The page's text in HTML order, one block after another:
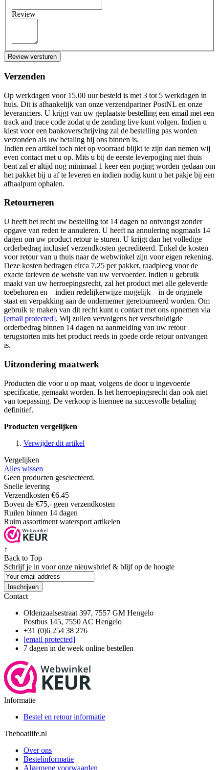
Review
Review versturen
Verzenden
Op werkdagen voor 15.00 uur besteld is met 3 tot 5 werkdagen in
huis. Dit is afhankelijk van onze verzendpartner PostNL en onze
leveranciers. U krijgt van uw geplaatste bestelling een email met een
track and trace code zodat u de zending live kunt volgen. Indien u
kiest voor een bankoverschrijving zal de bestelling pas worden
verzonden als uw betaling bij ons binnen is.
Indien een artikel toch niet op voorraad blijkt te zijn dan nemen wij
even contact met u op. Mits u bij de eerste leverpoging niet thuis
bent zal er altijd nog minimaal 1 keer een poging worden gedaan om
het pakket bij u af te leveren en indien nodig kunt u het pakje bij een
afhaalpunt ophalen.
Retourneren
U heeft het recht uw bestelling tot 14 dagen na ontvangst zonder
opgave van reden te annuleren. U heeft na annulering nogmaals 14
dagen om uw product retour te sturen. U krijgt dan het volledige
orderbedrag inclusief verzendkosten gecrediteerd. Enkel de kosten
voor retour van u thuis naar de webwinkel zijn voor eigen rekening.
Deze kosten bedragen circa 7,25 per pakket, raadpleeg voor de
exacte tarieven de website van uw vervoerder. Indien u gebruik
maakt van uw herroepingsrecht, zal het product met alle geleverde
toebehoren en – indien redelijkerwijze mogelijk – in de originele
staat en verpakking aan de ondernemer geretourneerd worden. Om
gebruik te maken van dit recht kunt u contact met ons opnemen via
[email protected]. Wij zullen vervolgens het verschuldigde
orderbedrag binnen 14 dagen na aanmelding van uw retour
terugstorten mits het product reeds in goede orde retour ontvangen
is.
Uitzondering maatwerk
Producten die voor u op maat, volgens de door u ingevoerde
specificatie, gemaakt worden. Is het herroepingsrecht dan ook niet
van toepassing. De verkoop is hiermee na succesvolle betaling
definitief.
Producten vergelijken
Verwijder dit artikel
Vergelijken
Alles wissen
Geen producten geselecteerd.
Snelle levering
Verzendkosten €6.45
Boven de €75,- geen verzendkosten
Ruilen binnen 14 dagen
Ruim assortiment watersport artikelen
↑
Back to Top
Schrijf je in voor onze nieuwsbrief & blijf op de hoogte
Inschrijven
Contact
Oldenzaalsestraat 397, 7557 GM Hengelo
Postbus 145, 7550 AC Hengelo
+31 (0)6 254 38 276
[email protected]
7 dagen in de week online bestellen
Informatie
Bestel en retour informatie
Theboatlife.nl
Over ons
Bestelinformatie
Algemene voorwaarden